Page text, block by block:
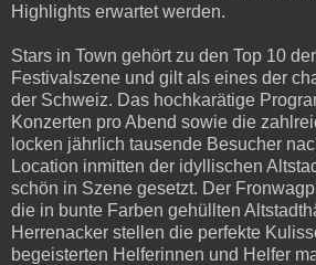
Highlights erwartet werden.
Stars in Town gehört zu den Top 10
Festivalszene und gilt als eines der
der Schweiz. Das hochkarätige
Konzerten pro Abend sowie die
locken jährlich tausende Besucher
Location inmitten der idyllischen
schön in Szene gesetzt. Der
die in bunte Farben gehüllten
Herrenacker stellen die perfekte
begeisterten Helferinnen und Helfer